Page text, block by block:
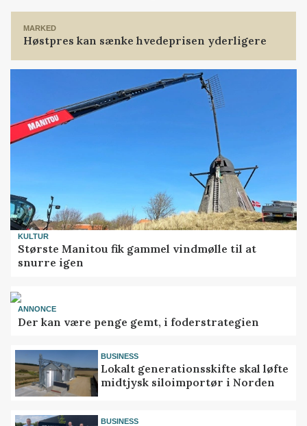
MARKED
Høstpres kan sænke hvedeprisen yderligere
KULTUR
Største Manitou fik gammel vindmølle til at
snurre igen
ANNONCE
Der kan være penge gemt, i foderstrategien
BUSINESS
Lokalt generationsskifte skal løfte
midtjysk siloimportør i Norden
BUSINESS